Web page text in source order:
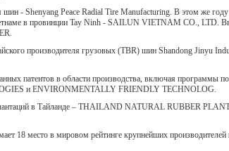
- Shenyang Peace Radial Tire Manufacturing. В этом же году
в провинции Tay Ninh - SAILUN VIETNAM CO., LTD.
производителя грузовых (TBR) шин Shandong Jinyu
патентов в области производства, включая программы
и ENVIRONMENTALLY FRIENDLY TECHNOLOG.
в Тайланде – THAILAND NATURAL RUBBER
18 место в мировом рейтинге крупнейших